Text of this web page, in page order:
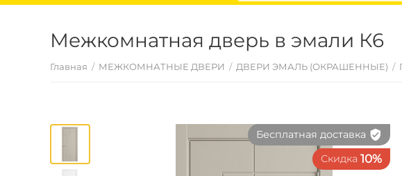
Межкомнатная дверь в эмали К6
Главная / МЕЖКОМНАТНЫЕ ДВЕРИ / ДВЕРИ ЭМАЛЬ (ОКРАШЕННЫЕ) /